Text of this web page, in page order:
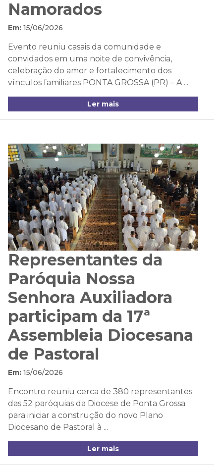
Namorados
Em: 15/06/2026
Evento reuniu casais da comunidade e
convidados em uma noite de convivência,
celebração do amor e fortalecimento dos
vínculos familiares PONTA GROSSA (PR) – A ...
Ler mais
Representantes da
Paróquia Nossa
Senhora Auxiliadora
participam da 17ª
Assembleia Diocesana
de Pastoral
Em: 15/06/2026
Encontro reuniu cerca de 380 representantes
das 52 paróquias da Diocese de Ponta Grossa
para iniciar a construção do novo Plano
Diocesano de Pastoral à ...
Ler mais